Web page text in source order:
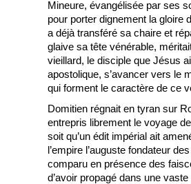
Mineure, évangélisée par ses
pour porter dignement la gloire
a déjà transféré sa chaire et
glaive sa tête vénérable,
vieillard, le disciple que Jésus
apostolique, s’avancer vers le
qui forment le caractère de ce
Domitien régnait en tyran sur
entrepris librement le voyage
soit qu’un édit impérial ait
l’empire l’auguste fondateur
comparu en présence des
d’avoir propagé dans une